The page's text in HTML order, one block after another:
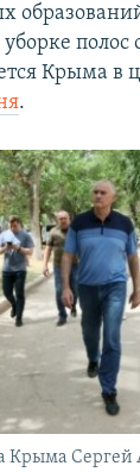
полос
Крыма в
.
Крыма Сергей